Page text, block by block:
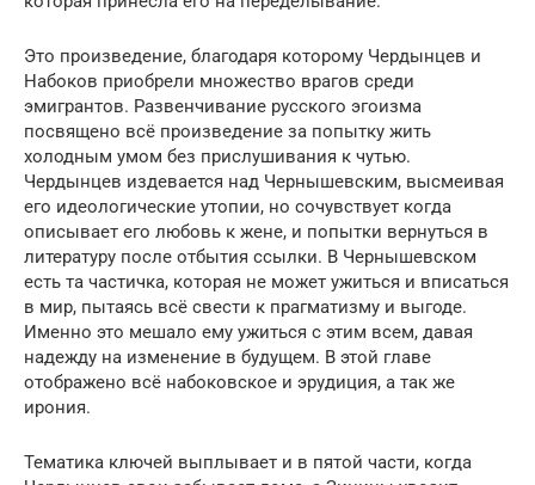
Это произведение, благодаря которому Чердынцев и
Набоков приобрели множество врагов среди
эмигрантов. Развенчивание русского эгоизма
посвящено всё произведение за попытку жить
холодным умом без прислушивания к чутью.
Чердынцев издевается над Чернышевским, высмеивая
его идеологические утопии, но сочувствует когда
описывает его любовь к жене, и попытки вернуться в
литературу после отбытия ссылки. В Чернышевском
есть та частичка, которая не может ужиться и вписаться
в мир, пытаясь всё свести к прагматизму и выгоде.
Именно это мешало ему ужиться с этим всем, давая
надежду на изменение в будущем. В этой главе
отображено всё набоковское и эрудиция, а так же
ирония.
Тематика ключей выплывает и в пятой части, когда